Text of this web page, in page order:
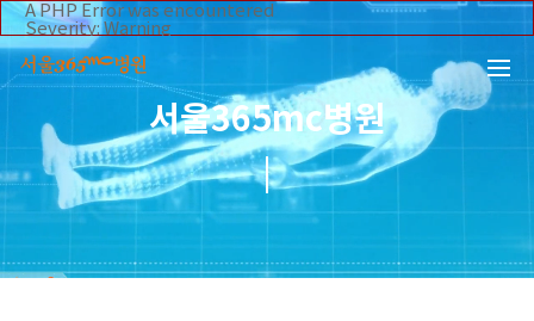
A PHP Error was encountered
Severity: Warning
Message: Invalid argument supplied for foreach()
Filename: _inc/header_body.php
Line Number: 108
File:
/home/suction/public_html/application/views/mobile/
Line: 108
Function: _error_handler
File:
/home/suction/public_html/application/views/mobile/
Line: 295
File:
/home/suction/public_html/application/core/
본문 바로가기
서울365mc병원